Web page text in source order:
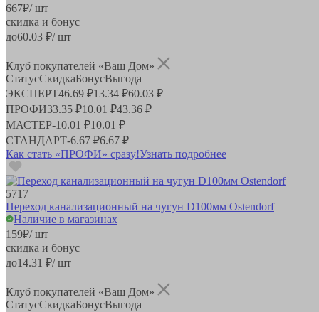
667₽/ шт
скидка и бонус
до60.03 ₽/ шт
Клуб покупателей «Ваш Дом»
СтатусСкидкаБонусВыгода
ЭКСПЕРТ46.69 ₽13.34 ₽60.03 ₽
ПРОФИ33.35 ₽10.01 ₽43.36 ₽
МАСТЕР-10.01 ₽10.01 ₽
СТАНДАРТ-6.67 ₽6.67 ₽
Как стать «ПРОФИ» сразу!Узнать подробнее
5717
Переход канализационный на чугун D100мм Ostendorf
Наличие в магазинах
159₽/ шт
скидка и бонус
до14.31 ₽/ шт
Клуб покупателей «Ваш Дом»
СтатусСкидкаБонусВыгода